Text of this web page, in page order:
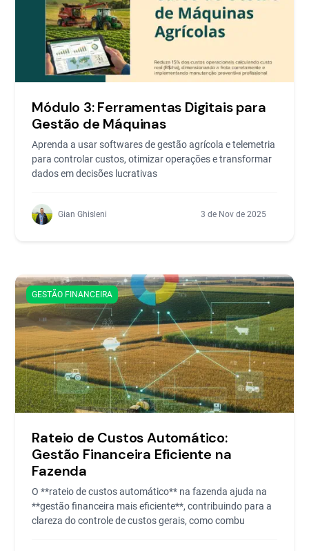
Módulo 3: Ferramentas Digitais para
Gestão de Máquinas
Aprenda a usar softwares de gestão agrícola e telemetria
para controlar custos, otimizar operações e transformar
dados em decisões lucrativas
Gian Ghisleni 3 de Nov de 2025
GESTÃO FINANCEIRA
Rateio de Custos Automático:
Gestão Financeira Eficiente na
Fazenda
O **rateio de custos automático** na fazenda ajuda na
**gestão financeira mais eficiente**, contribuindo para a
clareza do controle de custos gerais, como combu